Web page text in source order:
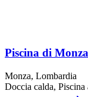
Piscina di
Monza, Lombardia
Doccia calda,